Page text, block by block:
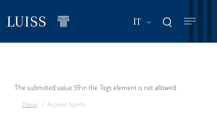
contenuto
IT Mostra ulteriori
Messaggio
di
The submitted value 59 in the Tags element is not allowed.
Home Accesso Aperto